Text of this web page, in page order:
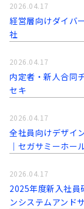
経営層向けダイバ
社
2026.04.17
内定者・新人合同
セキ
2026.04.17
全社員向けデザイ
｜セガサミーホー
2026.04.17
2025年度新入社員
ンシステムアンド
2026.04.17